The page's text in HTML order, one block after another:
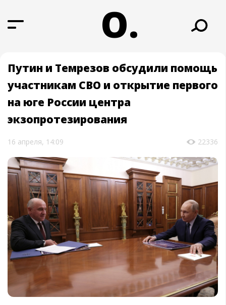
О.
Путин и Темрезов обсудили помощь
участникам СВО и открытие первого
на юге России центра
экзопротезирования
16 апреля, 14:09 22336